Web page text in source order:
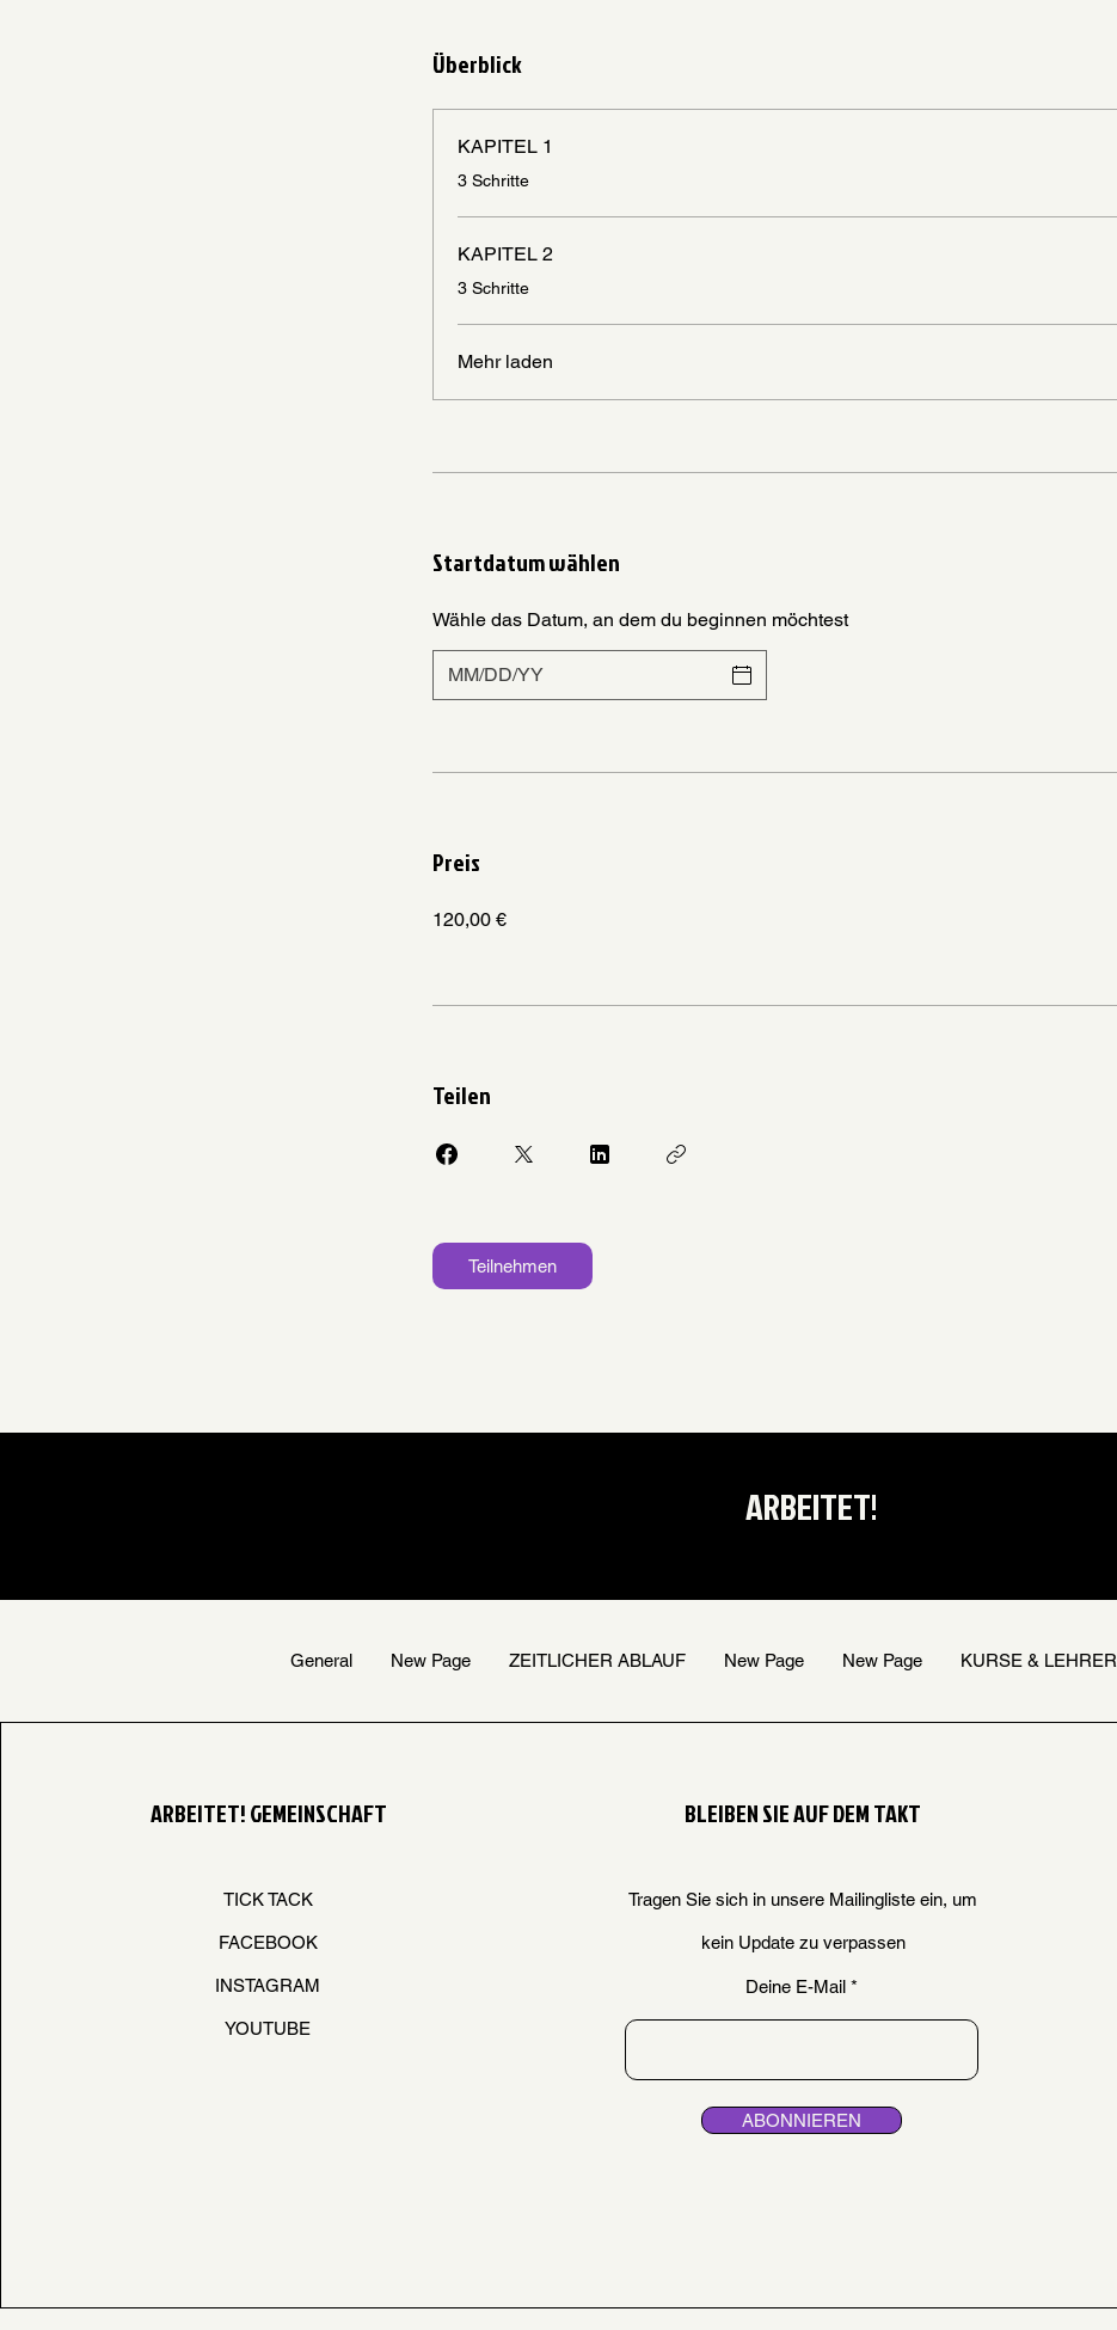
Überblick
KAPITEL 1
.3 Schritte
KAPITEL 2
.3 Schritte
Mehr laden
Startdatum wählen
Wähle das Datum, an dem du beginnen möchtest
Preis
120,00 €
Teilen
Teilnehmen
ARBEITET!
General New Page ZEITLICHER ABLAUF New Page New Page KURSE & LEHRER
ARBEITET! GEMEINSCHAFT
TICK TACK
FACEBOOK
INSTAGRAM
YOUTUBE
BLEIBEN SIE AUF DEM TAKT
Tragen Sie sich in unsere Mailingliste ein, um
kein Update zu verpassen
Deine E-Mail
ABONNIEREN